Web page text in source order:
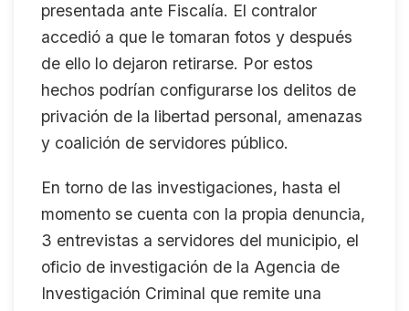
presentada ante Fiscalía. El contralor
accedió a que le tomaran fotos y después
de ello lo dejaron retirarse. Por estos
hechos podrían configurarse los delitos de
privación de la libertad personal, amenazas
y coalición de servidores público.
En torno de las investigaciones, hasta el
momento se cuenta con la propia denuncia,
3 entrevistas a servidores del municipio, el
oficio de investigación de la Agencia de
Investigación Criminal que remite una